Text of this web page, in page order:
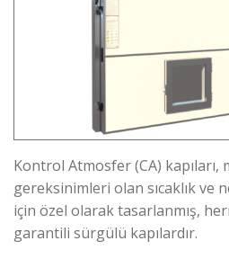
Kontrol Atmosfer (CA) kapıları,
gereksinimleri olan sıcaklık
için özel olarak tasarlanmış,
garantili sürgülü kapılardır.